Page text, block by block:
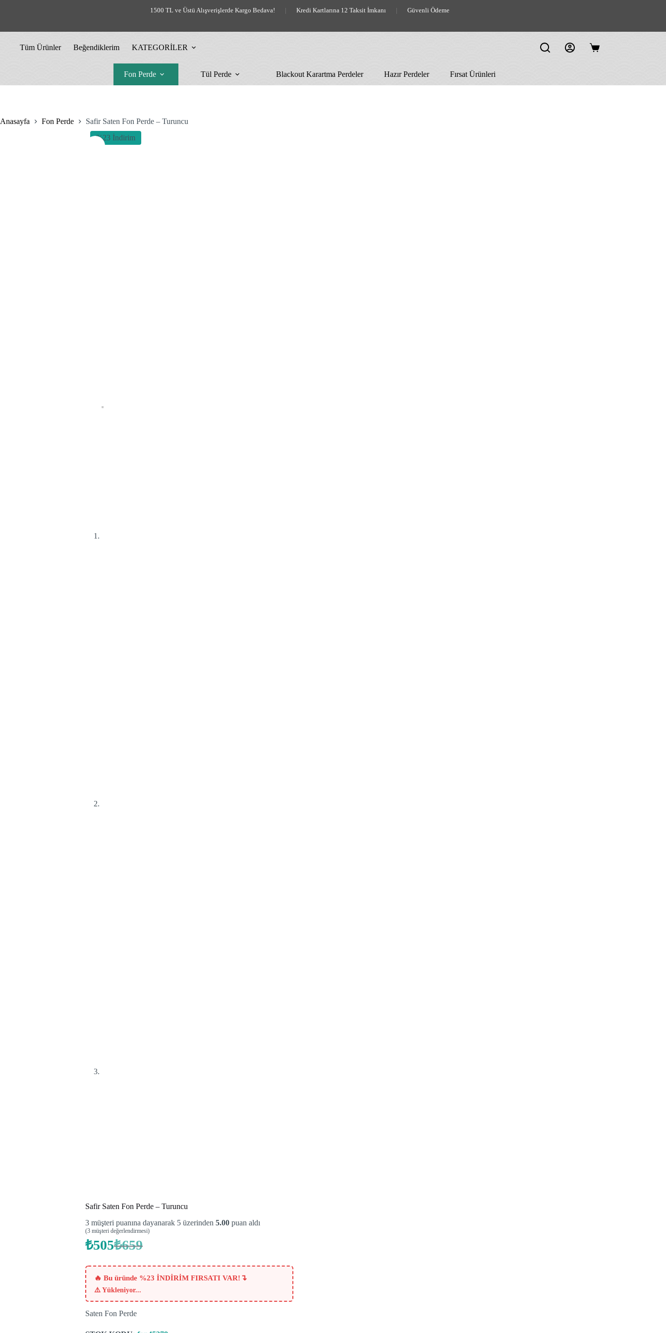
1500 TL ve Üstü Alışverişlerde Kargo Bedava! | Kredi Kartlarına 12 Taksit İmkanı | Güvenli Ödeme
Tüm Ürünler Beğendiklerim KATEGORİLER
Shopping
Fon Perde
Tül Perde Blackout Karartma Perdeler Hazır Perdeler Fırsat Ürünleri
Anasayfa Fon Perde
Safir Saten Fon Perde – Turuncu
%23 İndirim
Safir Saten Fon Perde – Turuncu
3 müşteri puanına dayanarak 5 üzerinden 5.00 puan aldı
(3 müşteri değerlendirmesi)
₺659
Orijinal
₺659.
₺505Şu
fiyat:
₺505.
🔥 Bu üründe %23 İNDİRİM FIRSATI VAR! ↴
⚠️ Yükleniyor...
Saten Fon Perde